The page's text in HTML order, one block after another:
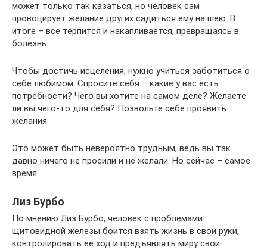
может только так казаться, но человек сам
провоцирует желание других садиться ему на шею. В
итоге – все терпится и накапливается, превращаясь в
болезнь.
Чтобы достичь исцеления, нужно учиться заботиться о
себе любимом. Спросите себя – какие у вас есть
потребности? Чего вы хотите на самом деле? Желаете
ли вы чего-то для себя? Позвольте себе проявить
желания.
Это может быть невероятно трудным, ведь вы так
давно ничего не просили и не желали. Но сейчас – самое
время.
Лиз Бурбо
По мнению Лиз Бурбо, человек с проблемами
щитовидной железы боится взять жизнь в свои руки,
контролировать ее ход и предъявлять миру свои